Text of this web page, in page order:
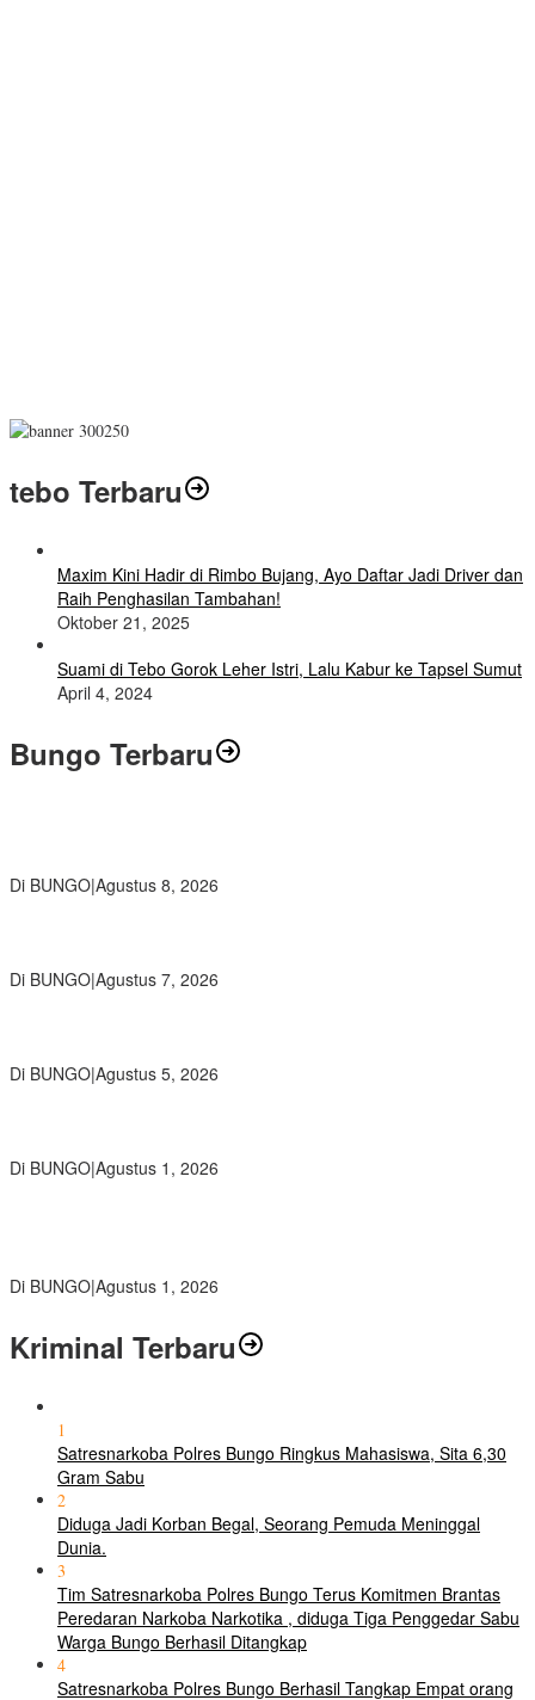
tebo Terbaru
Maxim Kini Hadir di Rimbo Bujang, Ayo Daftar Jadi Driver dan
Raih Penghasilan Tambahan!
Oktober 21, 2025
Suami di Tebo Gorok Leher Istri, Lalu Kabur ke Tapsel Sumut
April 4, 2024
Bungo Terbaru
Di BUNGO|Agustus 8, 2026
Di BUNGO|Agustus 7, 2026
Di BUNGO|Agustus 5, 2026
Di BUNGO|Agustus 1, 2026
Di BUNGO|Agustus 1, 2026
Kriminal Terbaru
1
Satresnarkoba Polres Bungo Ringkus Mahasiswa, Sita 6,30
Gram Sabu
2
Diduga Jadi Korban Begal, Seorang Pemuda Meninggal
Dunia.
3
Tim Satresnarkoba Polres Bungo Terus Komitmen Brantas
Peredaran Narkoba Narkotika , diduga Tiga Penggedar Sabu
Warga Bungo Berhasil Ditangkap
4
Satresnarkoba Polres Bungo Berhasil Tangkap Empat orang